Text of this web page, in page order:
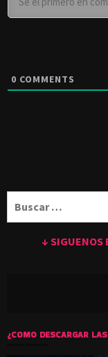
0 COMMENTS
↓ SIGUENOS
¿COMO DESCARGAR